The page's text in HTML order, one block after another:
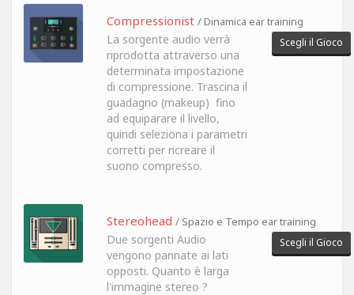
Compressionist / Dinamica ear training
La sorgente audio verrà
riprodotta attraverso una
determinata impostazione
di compressione. Trascina il
guadagno (makeup) fino
ad equiparare il livello,
quindi seleziona i parametri
corretti per ricreare il
suono compresso.
Scegli il Gioco
Stereohead / Spazio e Tempo ear training
Due sorgenti Audio
vengono pannate ai lati
opposti. Quanto è larga
l'immagine stereo ?
Scegli il Gioco